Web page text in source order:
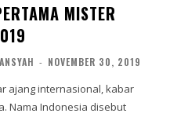
MISTER
- NOVEMBER 30, 2019
ajang internasional, kabar